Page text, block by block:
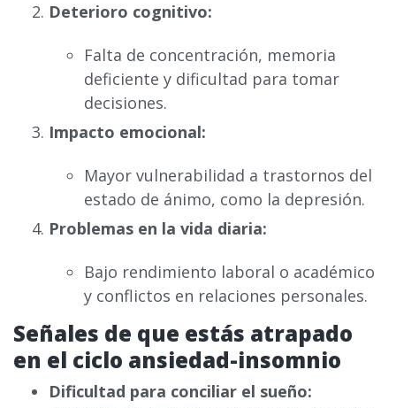
Deterioro cognitivo:
Falta de concentración, memoria
deficiente y dificultad para tomar
decisiones.
Impacto emocional:
Mayor vulnerabilidad a trastornos del
estado de ánimo, como la depresión.
Problemas en la vida diaria:
Bajo rendimiento laboral o académico
y conflictos en relaciones personales.
Señales de que estás atrapado
en el ciclo ansiedad-insomnio
Dificultad para conciliar el sueño: